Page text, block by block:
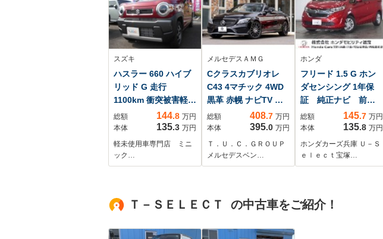
スズキ
ハスラー 660 ハイブ
リッド G 走行
1100km 衝突被害軽減
ブレーキ アイドリン
グストップ スマート
キー/プッシュスター
ト クルーズコントロ
ール LEDヘッドライ
総額 144.8 万円
本体
135.3 万円
軽未使用車専門店 ミニ
ック…
メルセデスＡＭＧ
Cクラスカブリオレ
C43 4マチック 4WD
黒革 赤幌 ナビTV ブ
ルメS HUD 2年保証
AMGエグゾースト
AMGロゴブレーキキ
ャリパー バックカメ
ラ LEDヘッドライト
証
総額 408.7 万円
本体
395.0 万円
Ｔ．Ｕ．Ｃ．ＧＲＯＵＰ
メルセデスベン…
ホンダ
フリード 1.5 G ホン
ダセンシング 1年保
証 純正ナビ 前後
ドラレコ ETC バ
ックカメラ 両側電
動スライドドア ア
ダプティブクルーズ
コントロール
個 LEDヘッドライ
総額 145.7 万円
本体
135.8 万円
ホンダカーズ兵庫 Ｕ－Ｓ
ｅｌｅｃｔ宝塚…
Ｔ－ＳＥＬＥＣＴ の中古車をご紹介！